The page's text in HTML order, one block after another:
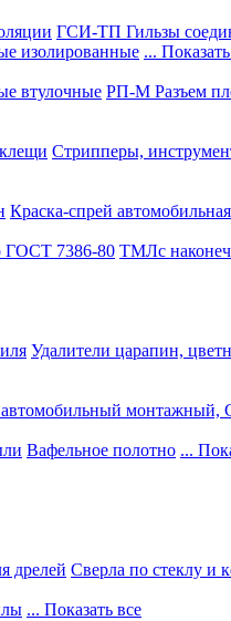
ГСИ-ТП Гильзы
изолированные ...
втулочные РП-М Разъем
Стрипперы,
Краска-спрей автомобильная
ГОСТ 7386-80 ТМЛс
Удалители царапин,
монтажный,
Вафельное полотно ...
дрелей Сверла по стеклу и
... Показать все